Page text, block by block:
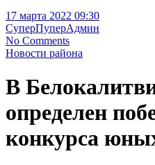
17 марта 2022 09:30
СуперПуперАдмин
No Comments
Новости района
В
определен
конкурса